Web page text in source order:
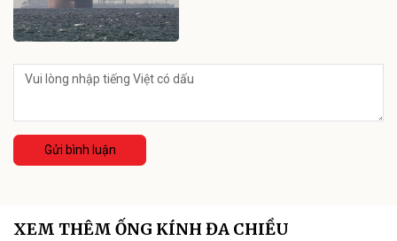
Gửi bình luận
XEM THÊM ỐNG KÍNH ĐA CHIỀU